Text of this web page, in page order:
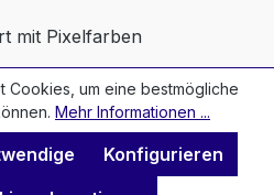
mit Pixelfarben
Cookies, um eine bestmögliche
Mehr Informationen ...
Konfigurieren